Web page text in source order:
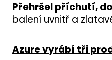
Přehršel příchutí,
balení uvnitř a
Azure vyrábí tři